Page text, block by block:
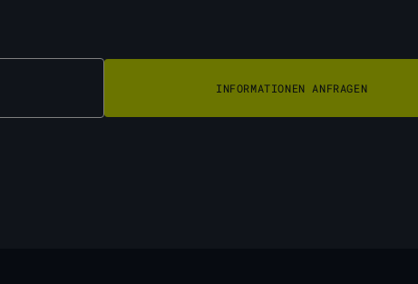
INFORMATIONEN ANFRAGEN